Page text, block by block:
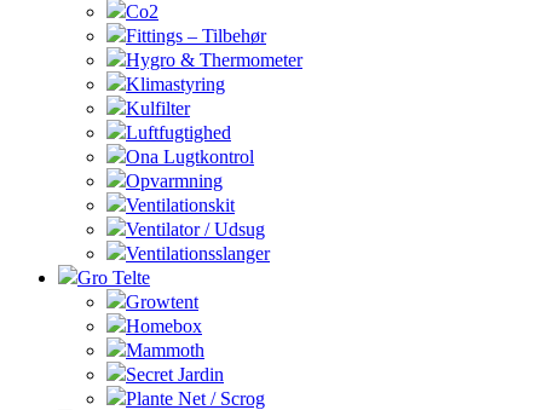
Co2
Fittings – Tilbehør
Hygro & Thermometer
Klimastyring
Kulfilter
Luftfugtighed
Ona Lugtkontrol
Opvarmning
Ventilationskit
Ventilator / Udsug
Ventilationsslanger
Gro Telte
Growtent
Homebox
Mammoth
Secret Jardin
Plante Net / Scrog